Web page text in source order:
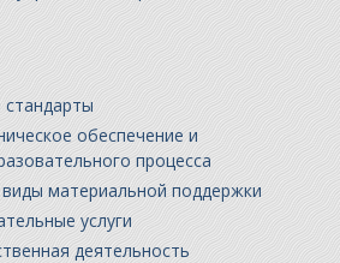
обеспечение и
процесса
материальной поддержки
услуги
деятельность